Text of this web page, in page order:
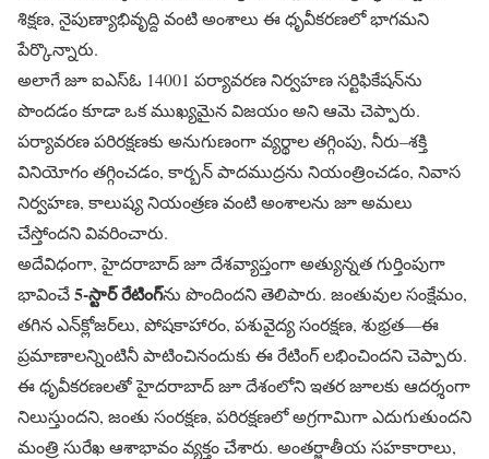
శిక్షణ, నైపుణ్యాభివృద్ది వంటి అంశాలు ఈ ధృవీకరణలో భాగమని
పేర్కొన్నారు.
అలాగే జూ ఐఎస్ఓ 14001 పర్యావరణ నిర్వహణ సర్టిఫికేషన్‌ను
పొందడం కూడా ఒక ముఖ్యమైన విజయం అని ఆమె చెప్పారు.
పర్యావరణ పరిరక్షణకు అనుగుణంగా వ్యర్థాల తగ్గింపు, నీరు–శక్తి
వినియోగం తగ్గించడం, కార్బన్ పాదముద్రను నియంత్రించడం, నివాస
నిర్వహణ, కాలుష్య నియంత్రణ వంటి అంశాలను జూ అమలు
చేస్తోందని వివరించారు.
అదేవిధంగా, హైదరాబాద్ జూ దేశవ్యాప్తంగా అత్యున్నత గుర్తింపుగా
భావించే5-స్టార్ రేటింగ్‌ను పొందిందని తెలిపారు. జంతువుల సంక్షేమం,
తగిన ఎన్‌క్లోజర్‌లు, పోషకాహారం, పశువైద్య సంరక్షణ, శుభ్రత—ఈ
ప్రమాణాలన్నింటినీ పాటించినందుకు ఈ రేటింగ్ లభించిందని చెప్పారు.
ఈ ధృవీకరణలతో హైదరాబాద్ జూ దేశంలోని ఇతర జూలకు ఆదర్శంగా
నిలుస్తుందని, జంతు సంరక్షణ, పరిరక్షణలో అగ్రగామిగా ఎదుగుతుందని
మంత్రి సురేఖ ఆశాభావం వ్యక్తం చేశారు. అంతర్జాతీయ సహకారాలు,